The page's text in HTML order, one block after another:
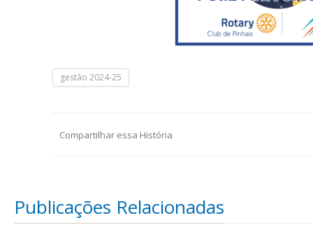
gestão 2024-25
Compartilhar essa História
Publicações Relacionadas